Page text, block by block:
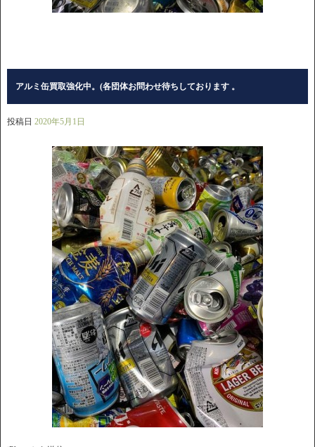
アルミ缶買取強化中。(各団体お問わせ待ちしております 。
投稿日 2020年5月1日